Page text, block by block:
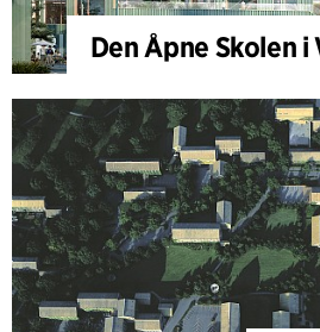
Den Åpne Skolen